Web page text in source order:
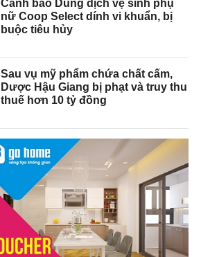
Cảnh báo Dung dịch vệ sinh phụ
nữ Coop Select dính vi khuẩn, bị
buộc tiêu hủy
Sau vụ mỹ phẩm chứa chất cấm,
Dược Hậu Giang bị phạt và truy thu
thuế hơn 10 tỷ đồng